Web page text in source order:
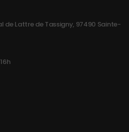
de Lattre de Tassigny, 97490 Sainte-